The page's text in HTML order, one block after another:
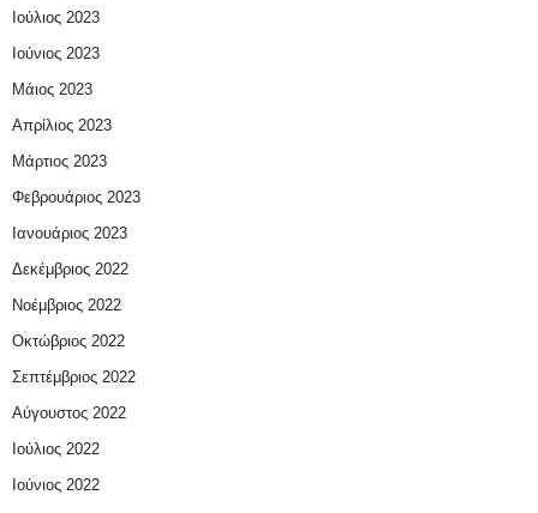
Ιούλιος 2023
Ιούνιος 2023
Μάιος 2023
Απρίλιος 2023
Μάρτιος 2023
Φεβρουάριος 2023
Ιανουάριος 2023
Δεκέμβριος 2022
Νοέμβριος 2022
Οκτώβριος 2022
Σεπτέμβριος 2022
Αύγουστος 2022
Ιούλιος 2022
Ιούνιος 2022